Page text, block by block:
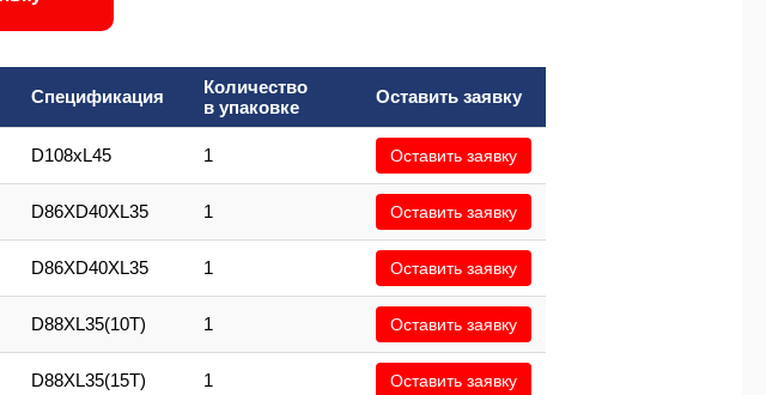
Спецификация
Количество
в упаковке
Оставить заявку
D108xL45 1 Оставить заявку
D86XD40XL35 1 Оставить заявку
D86XD40XL35 1 Оставить заявку
D88XL35(10T) 1 Оставить заявку
D88XL35(15T) 1 Оставить заявку